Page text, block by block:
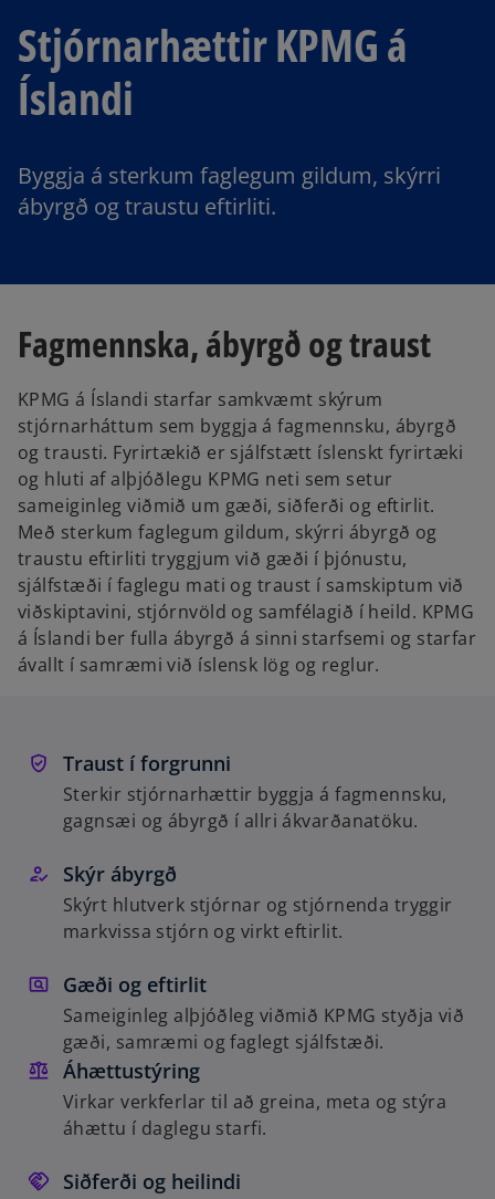
Stjórnarhættir KPMG á
Íslandi
Byggja á sterkum faglegum gildum, skýrri
ábyrgð og traustu eftirliti.
Fagmennska, ábyrgð og traust
KPMG á Íslandi starfar samkvæmt skýrum
stjórnarháttum sem byggja á fagmennsku, ábyrgð
og trausti. Fyrirtækið er sjálfstætt íslenskt fyrirtæki
og hluti af alþjóðlegu KPMG neti sem setur
sameiginleg viðmið um gæði, siðferði og eftirlit.
Með sterkum faglegum gildum, skýrri ábyrgð og
traustu eftirliti tryggjum við gæði í þjónustu,
sjálfstæði í faglegu mati og traust í samskiptum við
viðskiptavini, stjórnvöld og samfélagið í heild. KPMG
á Íslandi ber fulla ábyrgð á sinni starfsemi og starfar
ávallt í samræmi við íslensk lög og reglur.
Traust í forgrunni
Sterkir stjórnarhættir byggja á fagmennsku,
gagnsæi og ábyrgð í allri ákvarðanatöku.
Skýr ábyrgð
Skýrt hlutverk stjórnar og stjórnenda tryggir
markvissa stjórn og virkt eftirlit.
Gæði og eftirlit
Sameiginleg alþjóðleg viðmið KPMG styðja við
gæði, samræmi og faglegt sjálfstæði.
Áhættustýring
Virkar verkferlar til að greina, meta og stýra
áhættu í daglegu starfi.
Siðferði og heilindi